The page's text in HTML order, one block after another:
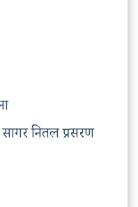
सागर नितल प्रसरण